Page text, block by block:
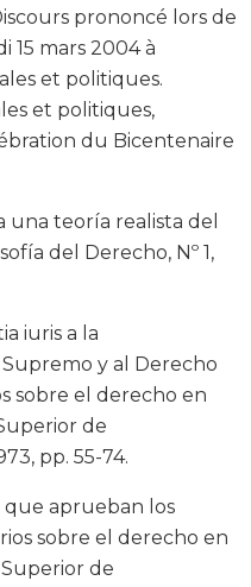
prononcé lors de
15 mars 2004 à
et politiques.
et politiques,
du Bicentenaire
una teoría realista del
del Derecho, Nº 1,
iuris a la
y al Derecho
sobre el derecho en
de
pp. 55-74.
que aprueban los
sobre el derecho en
Superior de